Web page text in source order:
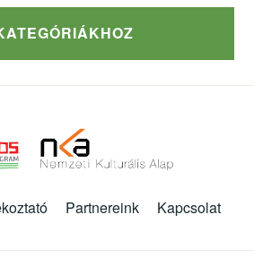
Partnereink Kapcsolat